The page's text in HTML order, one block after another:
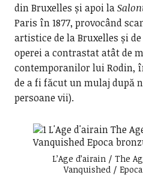
din Bruxelles și apoi la
Paris în 1877, provocând
artistice de la Bruxelles și
operei a contrastat atât de
contemporanilor lui Rodin,
de a fi făcut un mulaj după
persoane vii).
L’Age d’airain / The
Vanquished /